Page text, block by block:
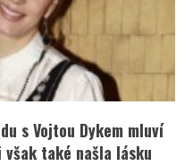
s Vojtou Dykem mluví
také našla lásku